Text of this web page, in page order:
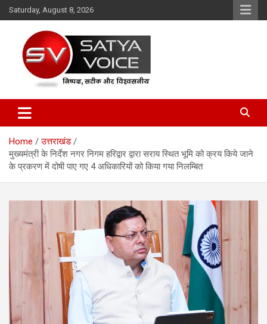
Skip
to
Saturday, August 8, 2026
Satya Voice
Home
उत्तराखंड
मुख्यमंत्री के निर्देश नगर निगम हरिद्वार द्वारा सराय स्थित भूमि को क्रय किये जाने
के प्रकरण में दोषी पाए गए 4 अधिकारियों को किया गया निलम्बित